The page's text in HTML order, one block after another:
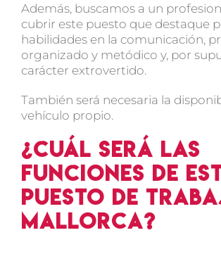
Además, buscamos a un
cubrir este puesto que destaque
habilidades en la comunicación,
organizado y metódico y, por
carácter extrovertido.
También será necesaria la
vehículo propio.
¿Cuál será las
funciones de
puesto de
Mallorca?